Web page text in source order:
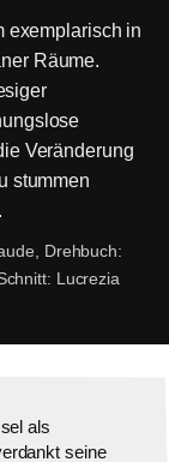
exemplarisch in
Räume.
Veränderung
stummen
Drehbuch:
Lucrezia
als
seine